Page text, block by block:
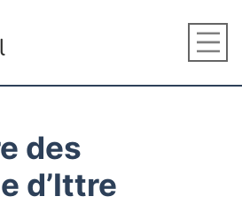
des
d’Ittre